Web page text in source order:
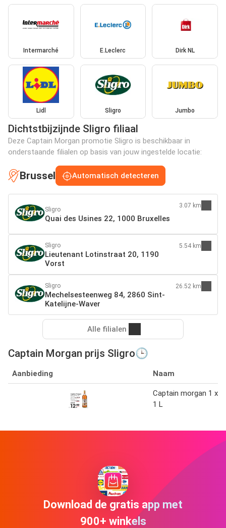
Intermarché E.Leclerc Dirk NL
Lidl Sligro Jumbo
Dichtstbijzijnde Sligro filiaal
Deze Captain Morgan promotie Sligro is beschikbaar in
onderstaande filialen op basis van jouw ingestelde locatie:
Brussel Automatisch detecteren
Sligro
Quai des Usines 22, 1000 Bruxelles
3.07 km
Sligro
Lieutenant Lotinstraat 20, 1190
Vorst
5.54 km
Sligro
Mechelsesteenweg 84, 2860 Sint-
Katelijne-Waver
26.52 km
Alle filialen
Captain Morgan prijs Sligro🕒
Aanbieding Naam
Captain morgan 1 x
1 L
Download de gratis app met
900+ winkels